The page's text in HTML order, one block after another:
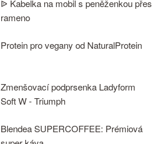
ᐉ Kabelka na mobil s peněženkou přes
rameno
Protein pro vegany od NaturalProtein
Zmenšovací podprsenka Ladyform
Soft W - Triumph
Blendea SUPERCOFFEE: Prémiová